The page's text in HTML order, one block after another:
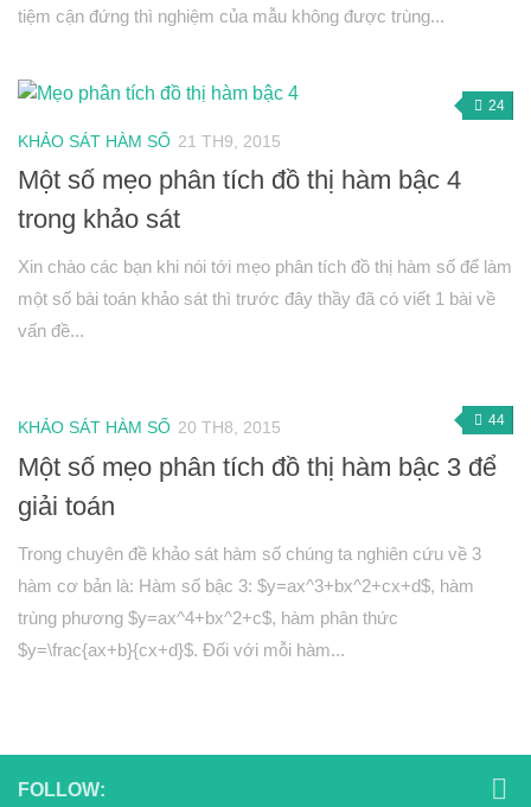
Véctơ
PT đường thẳng trong mặt phẳng
Phương pháp tọa độ trong mặt phẳng
PT đường tròn
PT đường elip
Đại số 11
Phương trình lượng giác
Tổ hợp – Xac suất
Giới hạn
Đạo hàm
Hình học 11
Phép biến hình
Quan hệ song song trong không gian
Quan hệ vuông góc trong không gian
Đại số 12
Nguyên hàm-tích phân
tiệm cận đứng thì nghiệm của mẫu không được trùng...
24
KHẢO SÁT HÀM SỐ 21 TH9, 2015
Một số mẹo phân tích đồ thị hàm bậc 4
trong khảo sát
Xin chào các bạn khi nói tới mẹo phân tích đồ thị hàm số để làm
một số bài toán khảo sát thì trước đây thầy đã có viết 1 bài về
vấn đề...
44
KHẢO SÁT HÀM SỐ 20 TH8, 2015
Một số mẹo phân tích đồ thị hàm bậc 3 để
giải toán
Trong chuyên đề khảo sát hàm số chúng ta nghiên cứu về 3
hàm cơ bản là: Hàm số bậc 3: $y=ax^3+bx^2+cx+d$, hàm
trùng phương $y=ax^4+bx^2+c$, hàm phân thức
$y=\frac{ax+b}{cx+d}$. Đối với mỗi hàm...
FOLLOW: